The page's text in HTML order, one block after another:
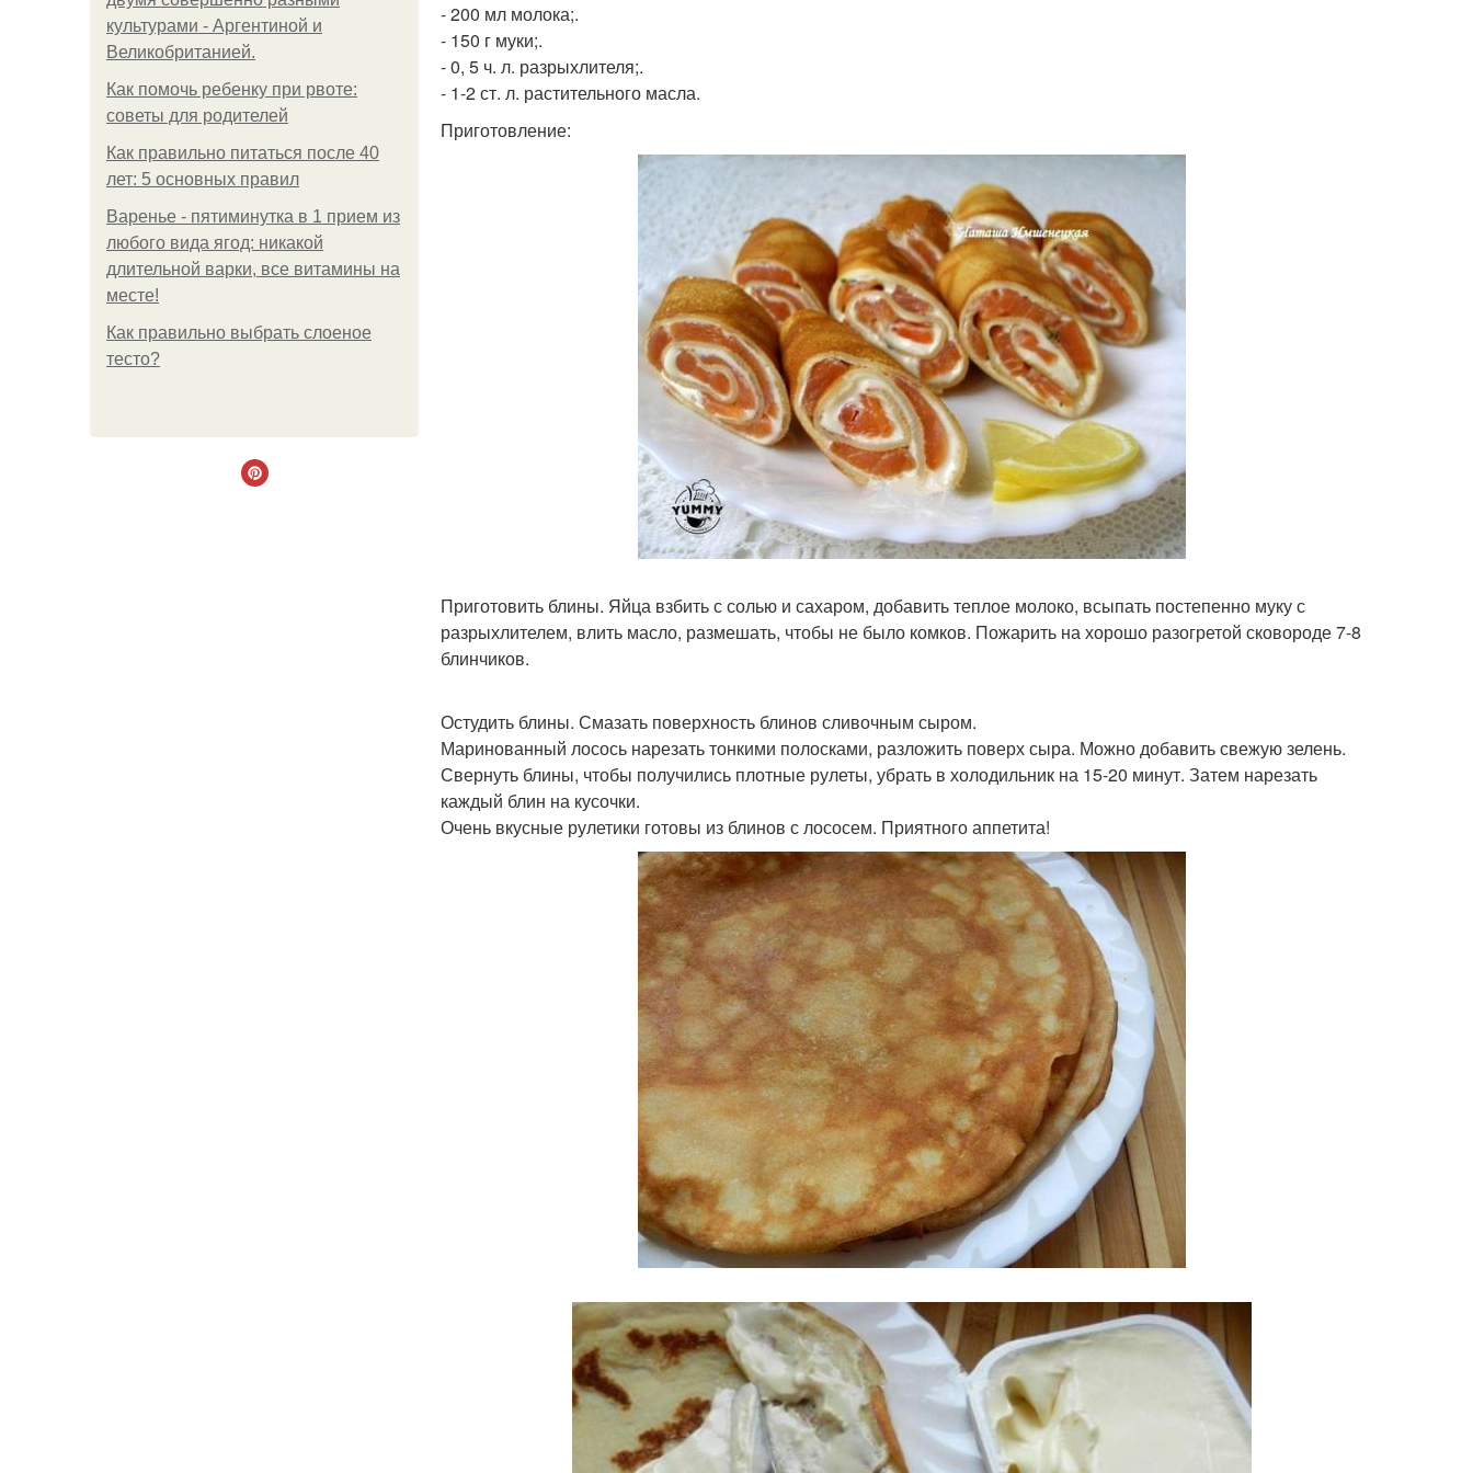
культурами - Аргентиной и
Великобританией.
Как помочь ребенку при рвоте:
советы для родителей
Как правильно питаться после 40
лет: 5 основных правил
Варенье - пятиминутка в 1 прием из
любого вида ягод: никакой
длительной варки, все витамины на
месте!
Как правильно выбрать слоеное
тесто?
- 200 мл молока;.
- 150 г муки;.
- 0, 5 ч. л. разрыхлителя;.
- 1-2 ст. л. растительного масла.
Приготовление:
Приготовить блины. Яйца взбить с солью и сахаром, добавить теплое молоко, всыпать постепенно муку с
разрыхлителем, влить масло, размешать, чтобы не было комков. Пожарить на хорошо разогретой сковороде 7-8
блинчиков.
Остудить блины. Смазать поверхность блинов сливочным сыром.
Маринованный лосось нарезать тонкими полосками, разложить поверх сыра. Можно добавить свежую зелень.
Свернуть блины, чтобы получились плотные рулеты, убрать в холодильник на 15-20 минут. Затем нарезать
каждый блин на кусочки.
Очень вкусные рулетики готовы из блинов с лососем. Приятного аппетита!